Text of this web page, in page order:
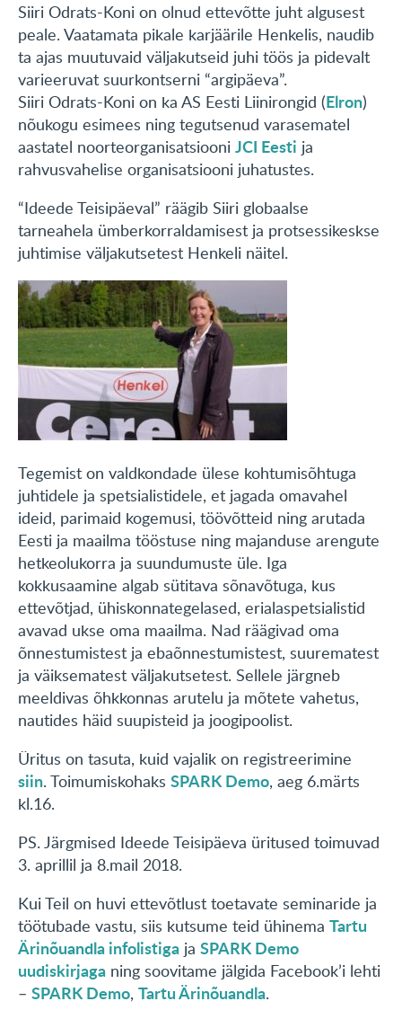
Siiri Odrats-Koni on olnud ettevõtte juht algusest
peale. Vaatamata pikale karjäärile Henkelis, naudib
ta ajas muutuvaid väljakutseid juhi töös ja pidevalt
varieeruvat suurkontserni “argipäeva”.
Siiri Odrats-Koni on ka AS Eesti Liinirongid (Elron)
nõukogu esimees ning tegutsenud varasematel
aastatel noorteorganisatsiooni JCI Eesti ja
rahvusvahelise organisatsiooni juhatustes.
“Ideede Teisipäeval” räägib Siiri globaalse
tarneahela ümberkorraldamisest ja protsessikeskse
juhtimise väljakutsetest Henkeli näitel.
Tegemist on valdkondade ülese kohtumisõhtuga
juhtidele ja spetsialistidele, et jagada omavahel
ideid, parimaid kogemusi, töövõtteid ning arutada
Eesti ja maailma tööstuse ning majanduse arengute
hetkeolukorra ja suundumuste üle. Iga
kokkusaamine algab sütitava sõnavõtuga, kus
ettevõtjad, ühiskonnategelased, erialaspetsialistid
avavad ukse oma maailma. Nad räägivad oma
õnnestumistest ja ebaõnnestumistest, suurematest
ja väiksematest väljakutsetest. Sellele järgneb
meeldivas õhkkonnas arutelu ja mõtete vahetus,
nautides häid suupisteid ja joogipoolist.
Üritus on tasuta, kuid vajalik on registreerimine
siin. Toimumiskohaks SPARK Demo, aeg 6.märts
kl.16.
PS. Järgmised Ideede Teisipäeva üritused toimuvad
3. aprillil ja 8.mail 2018.
Kui Teil on huvi ettevõtlust toetavate seminaride ja
töötubade vastu, siis kutsume teid ühinema Tartu
Ärinõuandla infolistiga ja SPARK Demo
uudiskirjaga ning soovitame jälgida Facebook’i lehti
– SPARK Demo, Tartu Ärinõuandla.